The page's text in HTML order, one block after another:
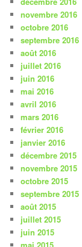
novembre 2016
octobre 2016
septembre 2016
août 2016
juillet 2016
juin 2016
mai 2016
avril 2016
mars 2016
février 2016
janvier 2016
décembre 2015
novembre 2015
octobre 2015
septembre 2015
août 2015
juillet 2015
juin 2015